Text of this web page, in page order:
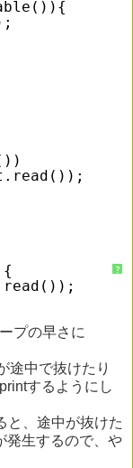
?
{
プの早さに
途中で抜けたり
するようにし
と、途中が抜けた
発生するので、や